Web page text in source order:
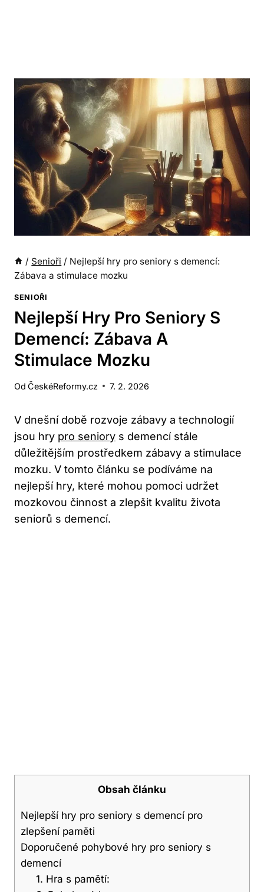
/ Senioři / Nejlepší hry pro seniory s demencí:
Zábava a stimulace mozku
SENIOŘI
Nejlepší Hry Pro Seniory S
Demencí: Zábava A
Stimulace Mozku
Od ČeskéReformy.cz 7. 2. 2026
V dnešní době rozvoje zábavy a technologií
jsou hry pro seniory s demencí stále
důležitějším prostředkem zábavy a stimulace
mozku. V tomto článku se podíváme na
nejlepší hry, které mohou pomoci udržet
mozkovou činnost a zlepšit kvalitu života
seniorů s demencí.
Obsah článku
Nejlepší hry pro seniory s demencí pro
zlepšení paměti
Doporučené pohybové hry pro seniory s
demencí
1. Hra s pamětí: